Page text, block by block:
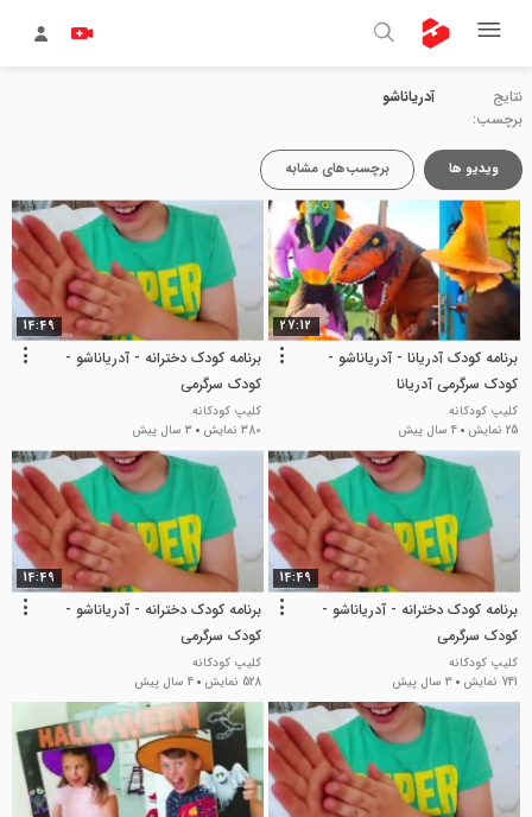
نتایج
برچسب:
آدریاناشو
ویدیو ها برچسب‌های مشابه
27:12
برنامه کودک آدریانا - آدریاناشو -
کودک سرگرمی آدریانا
کلیپ کودکانه
25 نمایش
4 سال پیش
14:49
برنامه کودک دخترانه - آدریاناشو -
کودک سرگرمی
کلیپ کودکانه
380 نمایش
3 سال پیش
14:49
برنامه کودک دخترانه - آدریاناشو -
کودک سرگرمی
کلیپ کودکانه
741 نمایش
3 سال پیش
14:49
برنامه کودک دخترانه - آدریاناشو -
کودک سرگرمی
کلیپ کودکانه
528 نمایش
4 سال پیش